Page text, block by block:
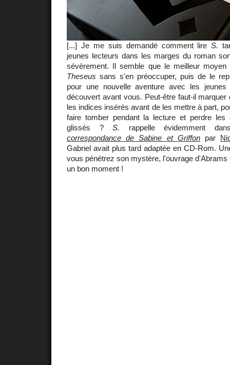
[...] Je me suis demandé comment lireS.
jeunes lecteurs dans les marges du roman
sévèrement. Il semble que le meilleur
Theseus sans s'en préoccuper, puis de le
pour une nouvelle aventure avec les jeunes
découvert avant vous. Peut-être faut-il
les indices insérés avant de les mettre à part,
faire tomber pendant la lecture et perdre
glissés ? S. rappelle évidemment
correspondance de Sabine et Griffonpar
Gabriel avait plus tard adaptée en CD-Rom.
vous pénétrez son mystère, l'ouvrage
un bon moment !